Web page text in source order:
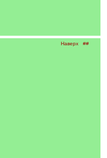
Наверх ##